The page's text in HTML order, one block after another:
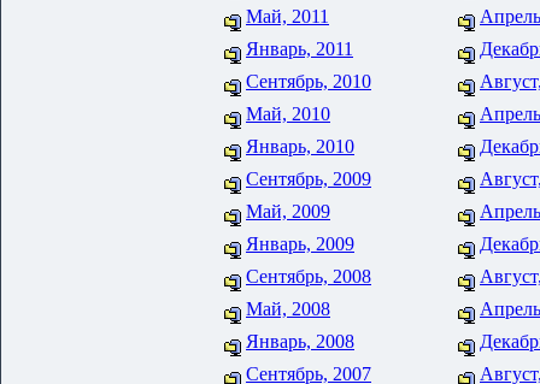
Май, 2011
Январь, 2011
Сентябрь, 2010
Май, 2010
Январь, 2010
Сентябрь, 2009
Май, 2009
Январь, 2009
Сентябрь, 2008
Май, 2008
Январь, 2008
Сентябрь, 2007